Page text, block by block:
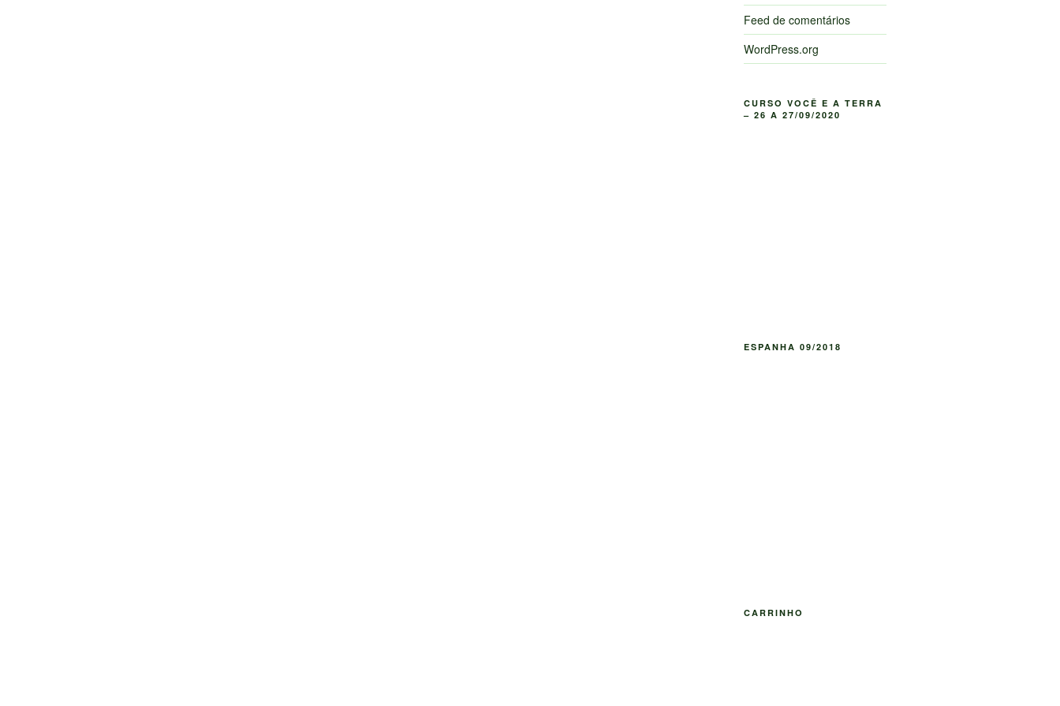
Feed de comentários
WordPress.org
CURSO VOCÊ E A TERRA
– 26 A 27/09/2020
ESPANHA 09/2018
CARRINHO